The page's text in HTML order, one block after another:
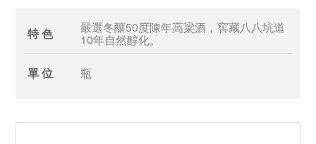
特 色 嚴選冬釀50度陳年高粱酒，窖藏八八坑道
10年自然醇化。
單 位 瓶